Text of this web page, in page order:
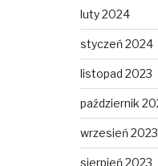
luty 2024
styczeń 2024
listopad 2023
październik
wrzesień 2023
sierpień 2023